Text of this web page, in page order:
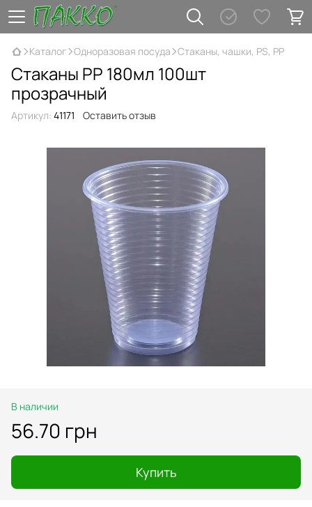
Каталог Одноразовая посуда Стаканы, чашки, PS, PP
Стаканы РР 180мл 100шт
прозрачный
Артикул: 41171 Оставить отзыв
В наличии
56.70 грн
Купить